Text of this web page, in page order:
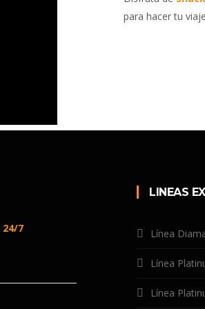
para hacer tu
24/7
LINEAS
Línea
Línea
Línea